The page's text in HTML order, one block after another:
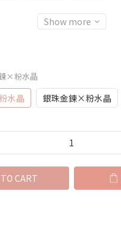
Show more
×粉水晶
水晶 銀珠金鍊×粉水晶
CART